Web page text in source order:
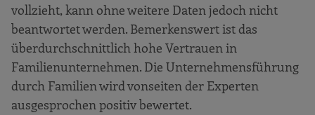
vollzieht, kann ohne weitere Daten jedoch nicht
beantwortet werden. Bemerkenswert ist das
überdurchschnittlich hohe Vertrauen in
Familienunternehmen. Die Unternehmensführung
durch Familien wird vonseiten der Experten
ausgesprochen positiv bewertet.